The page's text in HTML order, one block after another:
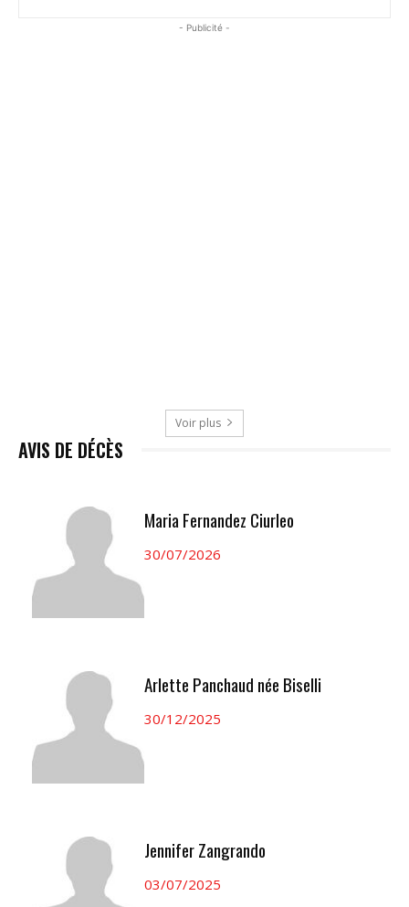
- Publicité -
Voir plus
AVIS DE DÉCÈS
Maria Fernandez Ciurleo
30/07/2026
Arlette Panchaud née Biselli
30/12/2025
Jennifer Zangrando
03/07/2025